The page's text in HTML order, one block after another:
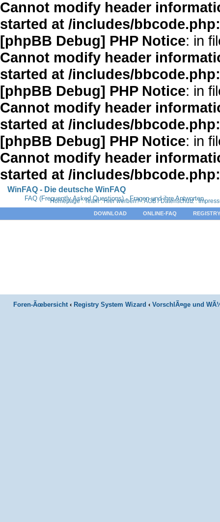
Cannot modify header
started at /includes/
[phpBB Debug] PHP Notice: in
Cannot modify header
started at /includes/
[phpBB Debug] PHP Notice: in
Cannot modify header
started at /includes/
[phpBB Debug] PHP Notice: in
Cannot modify header
started at /includes/
WinFAQ - Die deutsche WinFAQ
FAQ (Frequently Asked Questions) - Fragen und ihre Antworten
Homepage: Team: Hier werben?:AGB / Datenschutz :
DOWNLOAD ONLINE-FAQ
Foren-Ãœbersicht ‹ Registry System Wizard ‹ VorschlÃ¤ge und